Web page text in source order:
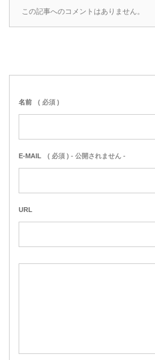
この記事へのコメントはありません。
名前 ( 必須 )
E-MAIL ( 必須 ) - 公開されません -
URL